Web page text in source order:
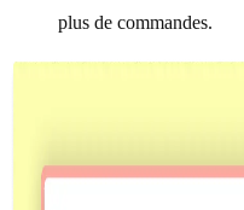
plus de commandes.